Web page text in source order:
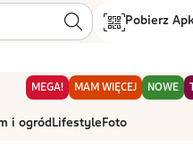
Pobierz
MEGA! MAM WIĘCEJ NOWE
i ogród Lifestyle Foto